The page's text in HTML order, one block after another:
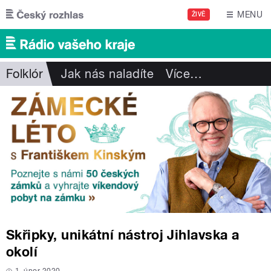
Přejít k hlavnímu obsahu
ŽIVĚ MENU
Folklór Jak nás naladíte Více…
Skřipky, unikátní nástroj Jihlavska a
okolí